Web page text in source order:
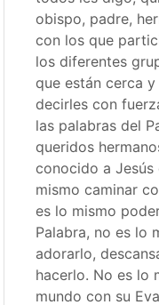
obispo, padre,
con los que
los diferentes
que están cerca
decirles con
las palabras del
queridos
conocido a
mismo caminar
es lo mismo
Palabra, no es lo
adorarlo,
hacerlo. No es lo
mundo con su